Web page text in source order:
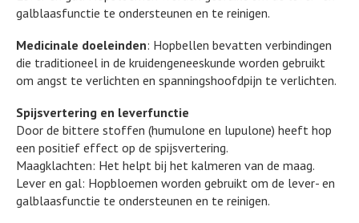
galblaasfunctie te ondersteunen en te reinigen.
Medicinale doeleinden: Hopbellen bevatten verbindingen
die traditioneel in de kruidengeneeskunde worden gebruikt
om angst te verlichten en spanningshoofdpijn te verlichten.
Spijsvertering en leverfunctie
Door de bittere stoffen (humulone en lupulone) heeft hop
een positief effect op de spijsvertering.
Maagklachten: Het helpt bij het kalmeren van de maag.
Lever en gal: Hopbloemen worden gebruikt om de lever- en
galblaasfunctie te ondersteunen en te reinigen.